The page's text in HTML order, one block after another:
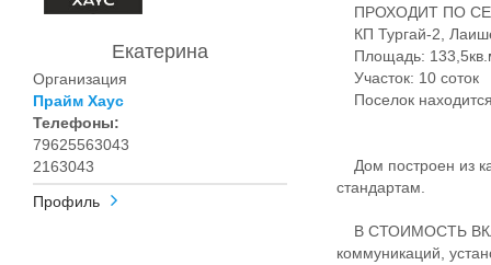
Екатерина
Организация
Прайм Хаус
Телефоны:
79625563043
2163043
Профиль
ПРОХОДИТ ПО
КП Тургай-2,
Площадь:
Участок: 10 соток
Поселок
Дом построен из
стандартам.
В СТОИМОСТЬ
коммуникаций,